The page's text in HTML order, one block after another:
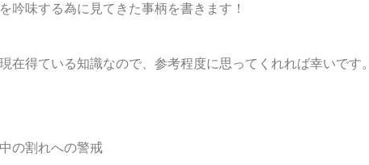
吟味する為に見てきた事柄を書きます！
在得ている知識なので、参考程度に思ってくれれば幸いです。
の割れへの警戒